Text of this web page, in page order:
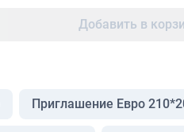
Добавить в
Приглашение Евро